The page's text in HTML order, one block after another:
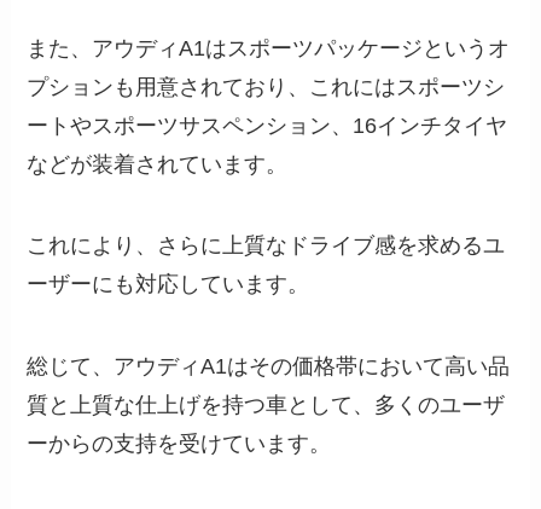
また、アウディA1はスポーツパッケージというオ
プションも用意されており、これにはスポーツシ
ートやスポーツサスペンション、16インチタイヤ
などが装着されています。
これにより、さらに上質なドライブ感を求めるユ
ーザーにも対応しています。
総じて、アウディA1はその価格帯において高い品
質と上質な仕上げを持つ車として、多くのユーザ
ーからの支持を受けています。